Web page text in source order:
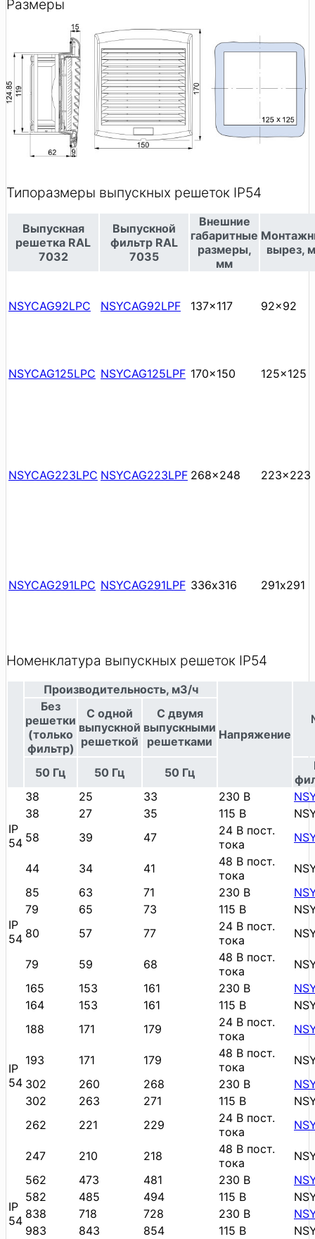
Размеры
Типоразмеры выпускных решеток IP54
Выпускная
решетка RAL
7032
Выпускной
фильтр RAL
7035
Внешние
габаритные
размеры,
мм
вырез,
NSYCAG92LPC NSYCAG92LPF 137x117 92x92
NSYCAG125LPC NSYCAG125LPF 170x150 125x125
NSYCAG223LPC NSYCAG223LPF 268x248 223x223
NSYCAG291LPC NSYCAG291LPF 336х316 291х291
Номенклатура выпускных решеток IP54
Производительность, м3/ч
Напряжение
Без
решетки
(только
фильтр)
С одной
выпускной
решеткой
С двумя
выпускными
решетками
50 Гц 50 Гц 50 Гц
IP
54
38 25 33 230 В
38
27 35 115 В
58
39 47
24 В пост.
тока
44 34 41
48 В пост.
тока
IP
54
85 63 71 230 В
79
65 73 115 В
80
57 77
24 В пост.
тока
79 59 68
48 В пост.
тока
IP
54
165 153 161 230 В
164
153 161 115 В
188
171 179
24 В пост.
тока
193 171 179
48 В пост.
тока
302
260 268 230 В
302
263 271 115 В
262
221 229
24 В пост.
тока
247 210 218
48 В пост.
тока
IP
54
562 473 481 230 В
582
485 494 115 В
838
718 728 230 В
983
843 854 115 В